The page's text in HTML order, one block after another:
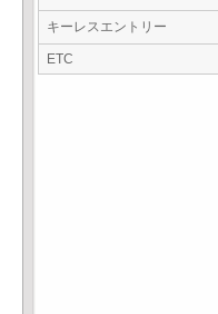
キーレスエントリー
ETC